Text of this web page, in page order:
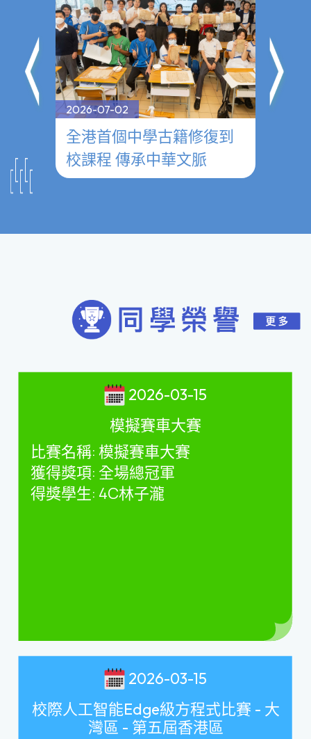
2026-07-02
全港首個中學古籍修復到
校課程 傳承中華文脈
2026-03-15
模擬賽車大賽
比賽名稱: 模擬賽車大賽
獲得獎項: 全場總冠軍
得獎學生: 4C林子瀧
2026-03-15
校際人工智能Edge級方程式比賽 - 大
灣區 - 第五屆香港區